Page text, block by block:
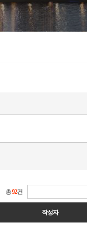
총92건
작성자